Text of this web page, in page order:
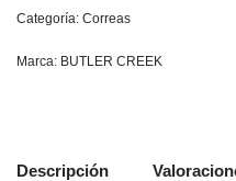
Categoría: Correas
Marca: BUTLER CREEK
Descripción